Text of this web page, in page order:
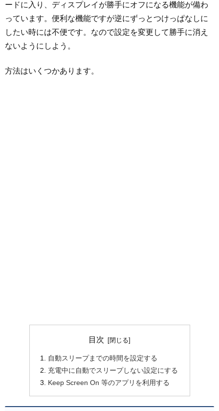
ードに入り、ディスプレイが勝手にオフになる機能が備わ
っています。便利な機能ですが逆にずっとつけっぱなしに
したい時には不便です。なので設定を変更して勝手に消え
ないようにしよう。
方法はいくつかあります。
目次
自動スリープまでの時間を設定する
充電中に自動でスリープしない設定にする
Keep Screen On 等のアプリを利用する